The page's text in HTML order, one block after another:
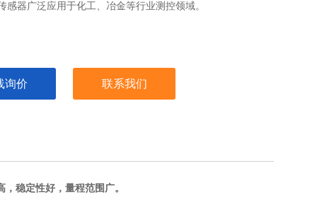
感器广泛应用于化工、冶金等行业测控领域。
询价 联系我们
，稳定性好，量程范围广。